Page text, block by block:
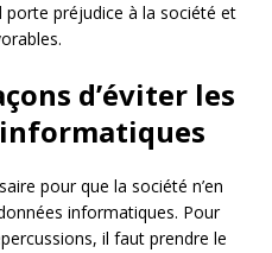
porte préjudice à la société et
d’éviter les
pour que la société n’en
informatiques. Pour
il faut prendre le